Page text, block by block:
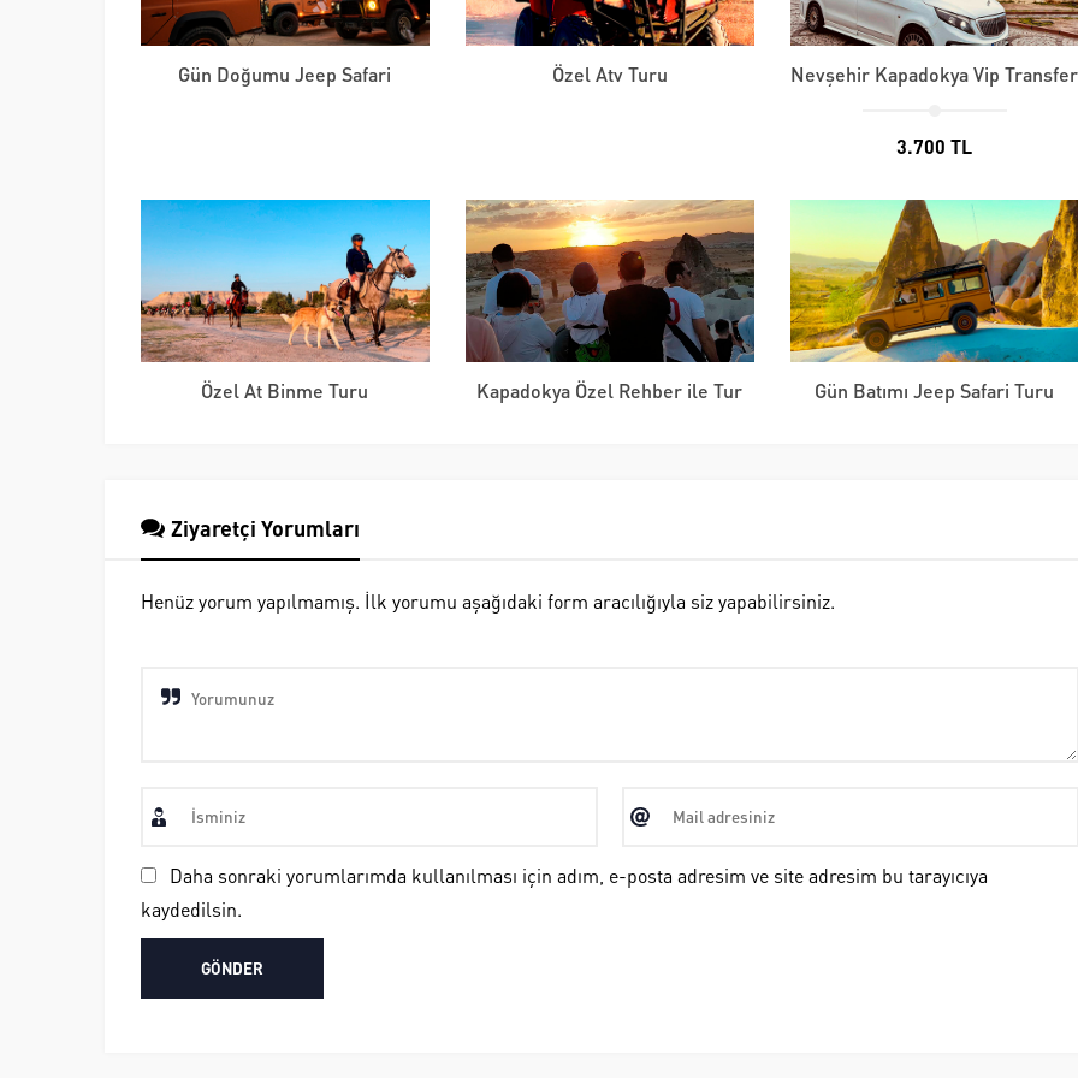
Gün Doğumu Jeep Safari Özel Atv Turu Nevşehir Kapadokya Vip Transfer
3.700 TL
Özel At Binme Turu Kapadokya Özel Rehber ile Tur Gün Batımı Jeep Safari Turu
Ziyaretçi Yorumları
Henüz yorum yapılmamış. İlk yorumu aşağıdaki form aracılığıyla siz yapabilirsiniz.
Daha sonraki yorumlarımda kullanılması için adım, e-posta adresim ve site adresim bu tarayıcıya
kaydedilsin.